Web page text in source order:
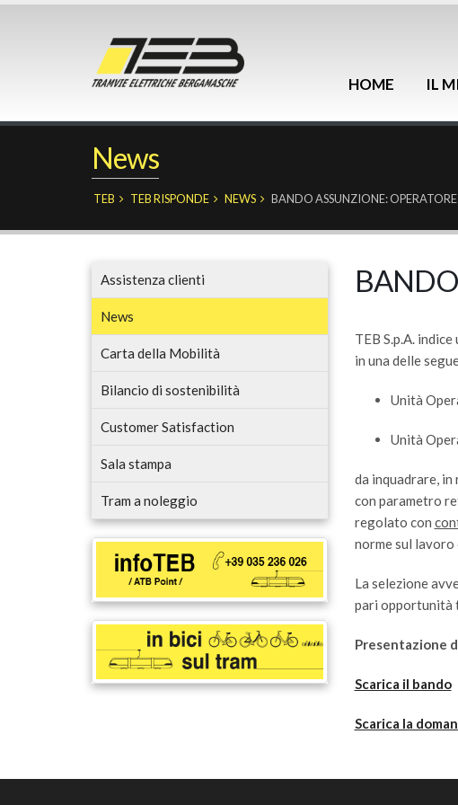
HOME IL
News
TEB TEB RISPONDE NEWS BANDO ASSUNZIONE:
TEB S.p.A.
in una delle
Unità
Unità
da inquadrare,
con parametro
regolato con
norme sul
La selezione
pari opportunità
Presentazione
Scarica il bando
Scarica la
Assistenza clienti
News
Carta della Mobilità
Bilancio di sostenibilità
Customer Satisfaction
Sala stampa
Tram a noleggio